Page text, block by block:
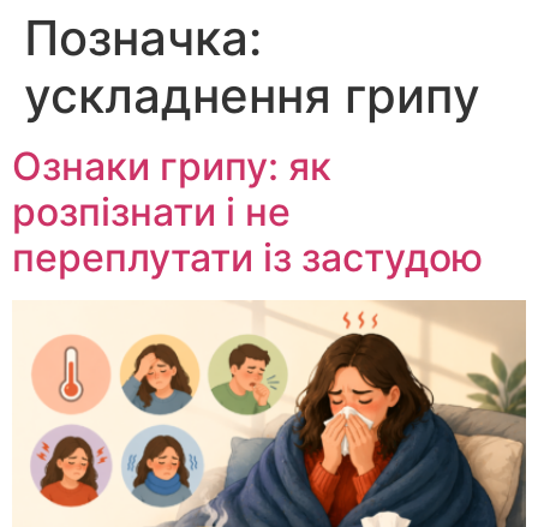
Перейти
вмісту
Позначка:
ускладнення грипу
Ознаки грипу: як
розпізнати і не
переплутати із застудою